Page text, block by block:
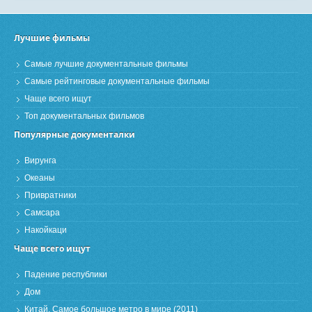
Лучшие фильмы
Самые лучшие документальные фильмы
Самые рейтинговые документальные фильмы
Чаще всего ищут
Топ документальных фильмов
Популярные документалки
Вирунга
Океаны
Привратники
Самсара
Накойкаци
Чаще всего ищут
Падение республики
Дом
Китай. Самое большое метро в мире (2011)